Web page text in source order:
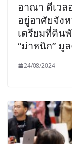
อาณา ดีเวล
อยู่อาศัยจัง
เตรียมที่ดิน
“ม่าหนิก” มู
24/08/2024